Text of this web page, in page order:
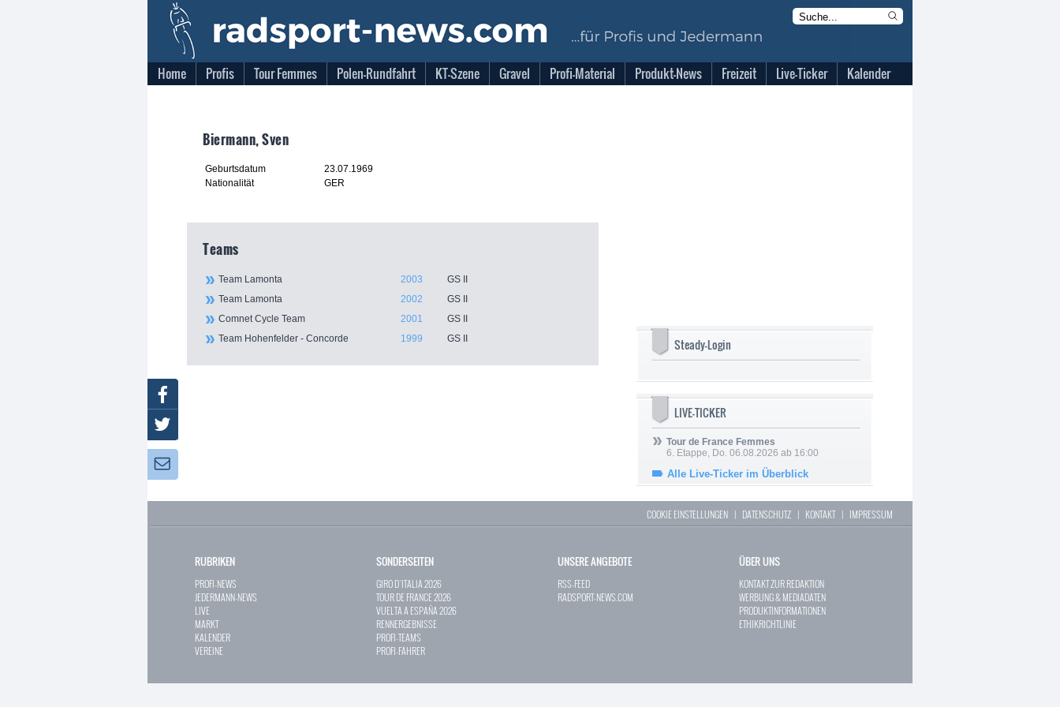
Home Profis Tour Femmes Polen-Rundfahrt KT-Szene Gravel Profi-Material Produkt-News Freizeit Live-Ticker Kalender
Biermann, Sven
Geburtsdatum
23.07.1969
Nationalität
GER
Teams
Team Lamonta 2003
GS II
Team Lamonta
2002
GS II
Comnet Cycle Team
2001
GS II
Team Hohenfelder - Concorde
1999 GS II Steady-Login
LIVE-TICKER
Tour de France Femmes
6. Etappe, Do. 06.08.2026 ab 16:00
Alle Live-Ticker im Überblick
COOKIE EINSTELLUNGEN | DATENSCHUTZ | KONTAKT| IMPRESSUM
RUBRIKEN
PROFI-NEWS
JEDERMANN-NEWS
LIVE
MARKT
KALENDER
VEREINE
SONDERSEITEN
GIRO D`ITALIA 2026
TOUR DE FRANCE 2026
VUELTA A ESPAÑA 2026
RENNERGEBNISSE
PROFI-TEAMS
PROFI-FAHRER
UNSERE ANGEBOTE
RSS-FEED
RADSPORT-NEWS.COM
ÜBER UNS
KONTAKT ZUR REDAKTION
WERBUNG & MEDIADATEN
PRODUKTINFORMATIONEN
ETHIKRICHTLINIE